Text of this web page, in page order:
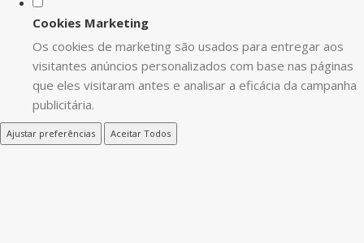
Cookies Marketing
Os cookies de marketing são usados para entregar aos
visitantes anúncios personalizados com base nas páginas
que eles visitaram antes e analisar a eficácia da campanha
publicitária.
Ajustar preferências Aceitar Todos